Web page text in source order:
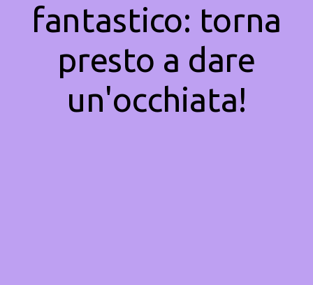
fantastico: torna
presto a dare
un'occhiata!